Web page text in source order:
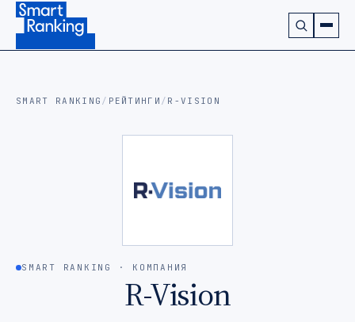
Подписаться на наш канал в Telegram (откроется в
SMART RANKING / РЕЙТИНГИ / R-VISION
SMART RANKING · КОМПАНИЯ
R-Vision